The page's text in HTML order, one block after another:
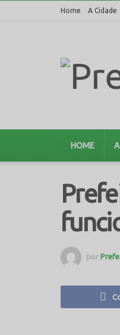
Home A Cidade
HOME
por